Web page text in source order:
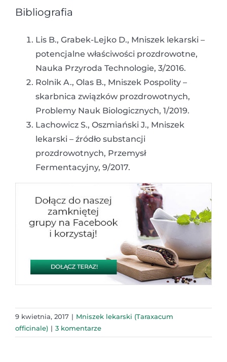
Bibliografia
Lis B., Grabek-Lejko D., Mniszek lekarski –
potencjalne właściwości prozdrowotne,
Nauka Przyroda Technologie, 3/2016.
Rolnik A., Olas B., Mniszek Pospolity –
skarbnica związków prozdrowotnych,
Problemy Nauk Biologicznych, 1/2019.
Lachowicz S., Oszmiański J., Mniszek
lekarski – źródło substancji
prozdrowotnych, Przemysł
Fermentacyjny, 9/2017.
9 kwietnia, 2017 | Mniszek lekarski (Taraxacum
officinale) | 3 komentarze